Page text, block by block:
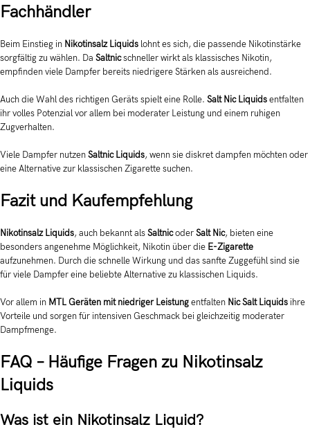
Fachhändler
Beim Einstieg in Nikotinsalz Liquids lohnt es sich, die passende Nikotinstärke
sorgfältig zu wählen. Da Saltnicschneller wirkt als klassisches Nikotin,
empfinden viele Dampfer bereits niedrigere Stärken als ausreichend.
Auch die Wahl des richtigen Geräts spielt eine Rolle. Salt Nic Liquidsentfalten
ihr volles Potenzial vor allem bei moderater Leistung und einem ruhigen
Zugverhalten.
Viele Dampfer nutzenSaltnic Liquids, wenn sie diskret dampfen möchten oder
eine Alternative zur klassischen Zigarette suchen.
Fazit und Kaufempfehlung
Nikotinsalz Liquids, auch bekannt alsSaltnicoderSalt Nic, bieten eine
besonders angenehme Möglichkeit, Nikotin über die E-Zigarette
aufzunehmen. Durch die schnelle Wirkung und das sanfte Zuggefühl sind sie
für viele Dampfer eine beliebte Alternative zu klassischen Liquids.
Vor allem in MTL Geräten mit niedriger Leistungentfalten Nic Salt Liquids ihre
Vorteile und sorgen für intensiven Geschmack bei gleichzeitig moderater
Dampfmenge.
FAQ – Häufige Fragen zu Nikotinsalz
Liquids
Was ist ein Nikotinsalz Liquid?